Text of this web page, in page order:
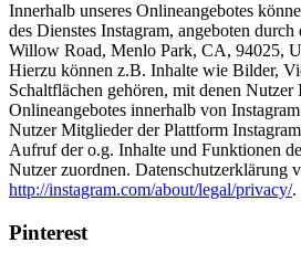
Innerhalb unseres Onlineangebotes
des Dienstes Instagram, angeboten
Willow Road, Menlo Park, CA, 94025,
Hierzu können z.B. Inhalte wie Bilder,
Schaltflächen gehören, mit denen Nutzer
Onlineangebotes innerhalb von
Nutzer Mitglieder der Plattform
Aufruf der o.g. Inhalte und Funktionen
Nutzer zuordnen. Datenschutzerklärung
http://instagram.com/about/legal/privacy/.
Pinterest